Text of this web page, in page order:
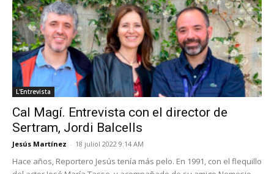
L'Entrevista
Cal Magí. Entrevista con el director de
Sertram, Jordi Balcells
Jesús Martínez - 18 juliol 2022 9:14 AM
Hace años, Reportero Jesús tenía más pelo. En 1991, con el flequillo